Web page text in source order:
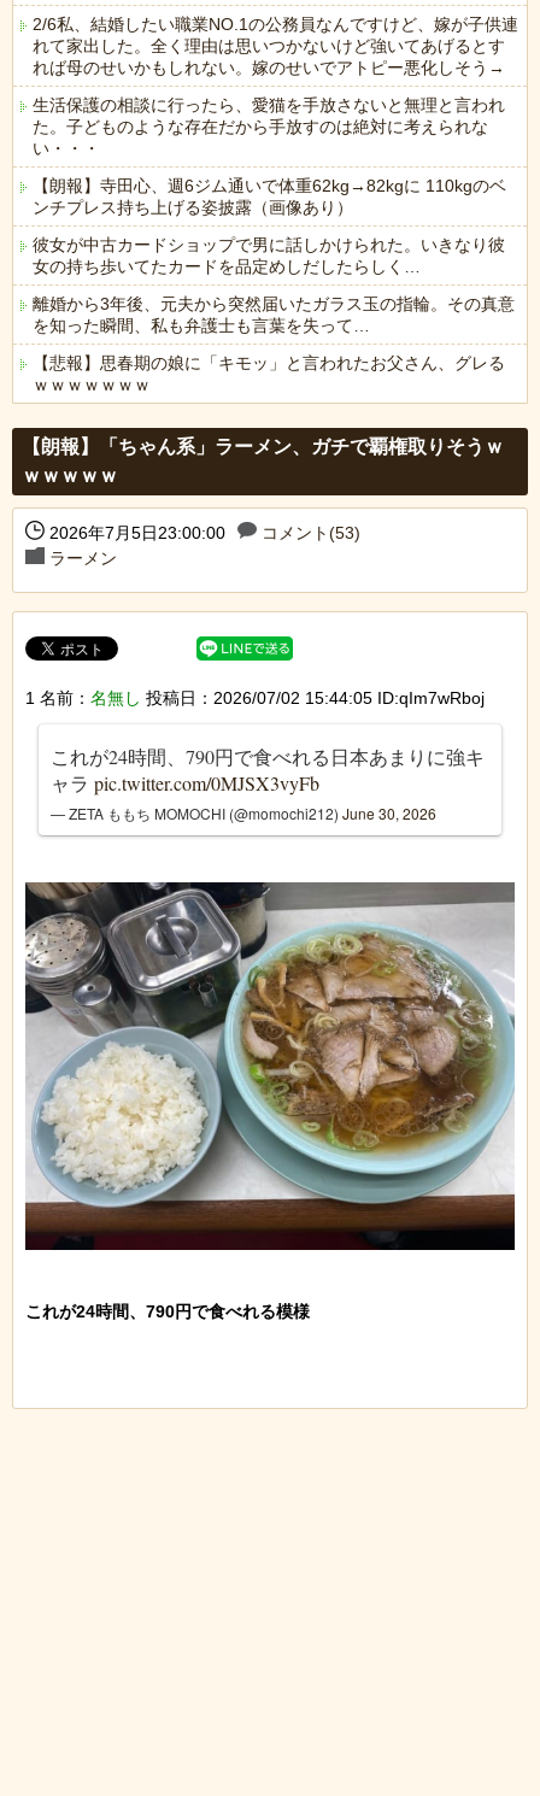
2/6私、結婚したい職業NO.1の公務員なんですけど、嫁が子供連
れて家出した。全く理由は思いつかないけど強いてあげるとす
れば母のせいかもしれない。嫁のせいでアトピー悪化しそう→
生活保護の相談に行ったら、愛猫を手放さないと無理と言われ
た。子どものような存在だから手放すのは絶対に考えられな
い・・・
【朗報】寺田心、週6ジム通いで体重62kg→82kgに 110kgのベ
ンチプレス持ち上げる姿披露（画像あり）
彼女が中古カードショップで男に話しかけられた。いきなり彼
女の持ち歩いてたカードを品定めしだしたらしく…
離婚から3年後、元夫から突然届いたガラス玉の指輪。その真意
を知った瞬間、私も弁護士も言葉を失って…
【悲報】思春期の娘に「キモッ」と言われたお父さん、グレる
ｗｗｗｗｗｗｗ
【朗報】「ちゃん系」ラーメン、ガチで覇権取りそうｗ
ｗｗｗｗｗ
2026年7月5日23:00:00
コメント(53)
ラーメン
1 名前： 名無し 投稿日：2026/07/02 15:44:05 ID:qIm7wRboj
これが24時間、790円で食べれる日本あまりに強キ
ャラ pic.twitter.com/0MJSX3vyFb
— ZETA ももち MOMOCHI (@momochi212) June 30, 2026
これが24時間、790円で食べれる模様